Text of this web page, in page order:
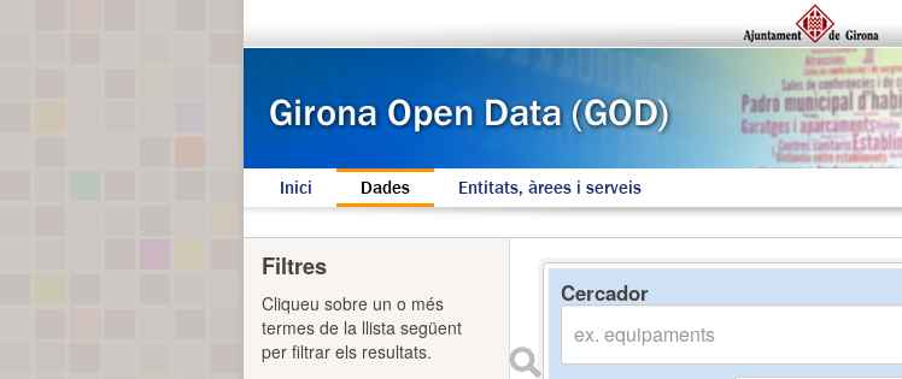
Inici Dades Entitats, àrees i serveis
Cercador
Filtres
Cliqueu sobre un o més
termes de la llista següent
per filtrar els resultats.